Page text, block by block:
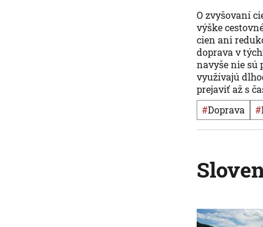
O zvyšovaní
výške
cien ani
doprava v
navyše nie sú
využívajú
prejaviť až s
# Doprava #